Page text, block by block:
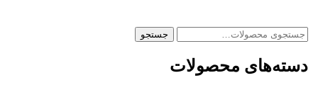
جستجو
جستجو
دسته‌های محصولات